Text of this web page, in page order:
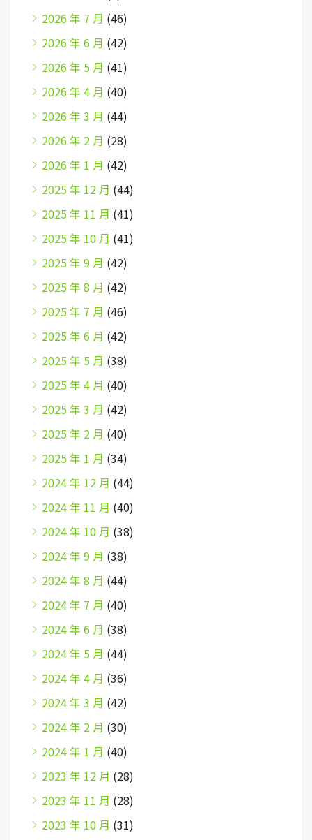
2026 年 7 月 (46)
2026 年 6 月 (42)
2026 年 5 月 (41)
2026 年 4 月 (40)
2026 年 3 月 (44)
2026 年 2 月 (28)
2026 年 1 月 (42)
2025 年 12 月 (44)
2025 年 11 月 (41)
2025 年 10 月 (41)
2025 年 9 月 (42)
2025 年 8 月 (42)
2025 年 7 月 (46)
2025 年 6 月 (42)
2025 年 5 月 (38)
2025 年 4 月 (40)
2025 年 3 月 (42)
2025 年 2 月 (40)
2025 年 1 月 (34)
2024 年 12 月 (44)
2024 年 11 月 (40)
2024 年 10 月 (38)
2024 年 9 月 (38)
2024 年 8 月 (44)
2024 年 7 月 (40)
2024 年 6 月 (38)
2024 年 5 月 (44)
2024 年 4 月 (36)
2024 年 3 月 (42)
2024 年 2 月 (30)
2024 年 1 月 (40)
2023 年 12 月 (28)
2023 年 11 月 (28)
2023 年 10 月 (31)